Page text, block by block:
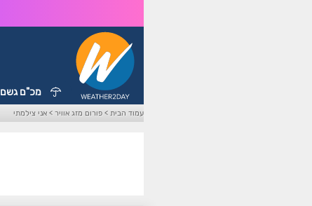
מכ"ם גשם
עמוד הבית >פורום מזג אוויר >אני צילמתי